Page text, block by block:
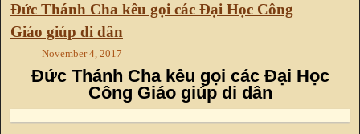
Đức Thánh Cha kêu gọi các Đại Học Công
Giáo giúp di dân
November 4, 2017
Đức Thánh Cha kêu gọi các Đại Học
Công Giáo giúp di dân